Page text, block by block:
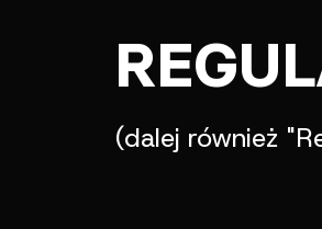
(dalej również